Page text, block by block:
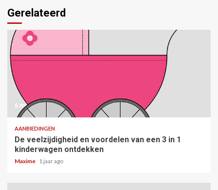
Gerelateerd
6 min read
AANBIEDINGEN
De veelzijdigheid en voordelen van een 3 in 1
kinderwagen ontdekken
Maxime 1 jaar ago